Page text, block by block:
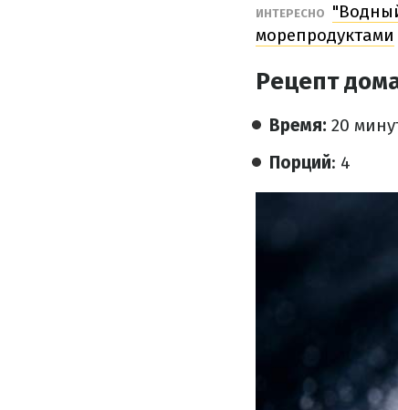
ИНТЕРЕСНО
морепродуктами
Рецепт
Время: 20
Порций: 4